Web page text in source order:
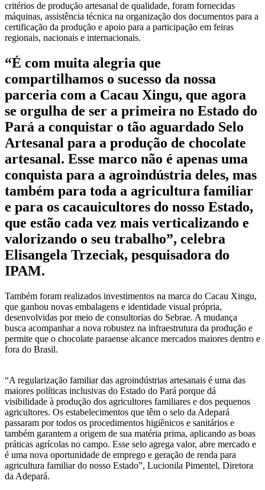
critérios de produção artesanal de qualidade, foram fornecidas
máquinas, assistência técnica na organização dos documentos para a
certificação da produção e apoio para a participação em feiras
regionais, nacionais e internacionais.
“É com muita alegria que
compartilhamos o sucesso da nossa
parceria com a Cacau Xingu, que agora
se orgulha de ser a primeira no Estado do
Pará a conquistar o tão aguardado Selo
Artesanal para a produção de chocolate
artesanal. Esse marco não é apenas uma
conquista para a agroindústria deles, mas
também para toda a agricultura familiar
e para os cacauicultores do nosso Estado,
que estão cada vez mais verticalizando e
valorizando o seu trabalho”, celebra
Elisangela Trzeciak, pesquisadora do
IPAM.
Também foram realizados investimentos na marca do Cacau Xingu,
que ganhou novas embalagens e identidade visual própria,
desenvolvidas por meio de consultorias do Sebrae. A mudança
busca acompanhar a nova robustez na infraestrutura da produção e
permite que o chocolate paraense alcance mercados maiores dentro e
fora do Brasil.
“A regularização familiar das agroindústrias artesanais é uma das
maiores políticas inclusivas do Estado do Pará porque dá
visibilidade à produção dos agricultores familiares e dos pequenos
agricultores. Os estabelecimentos que têm o selo da Adepará
passaram por todos os procedimentos higiênicos e sanitários e
também garantem a origem de sua matéria prima, aplicando as boas
práticas agrícolas no campo. Esse selo agrega valor, abre mercado e
é uma nova oportunidade de emprego e geração de renda para
agricultura familiar do nosso Estado”, Lucionila Pimentel, Diretora
da Adepará.